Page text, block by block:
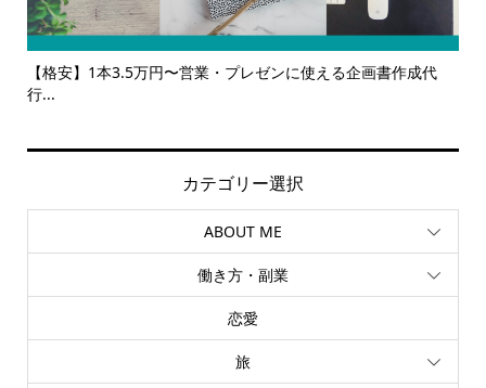
書作成代
【サービス一覧】広報・企画・デザインの単発依頼か
カテゴリー選択
ABOUT ME
働き方・副業
恋愛
旅